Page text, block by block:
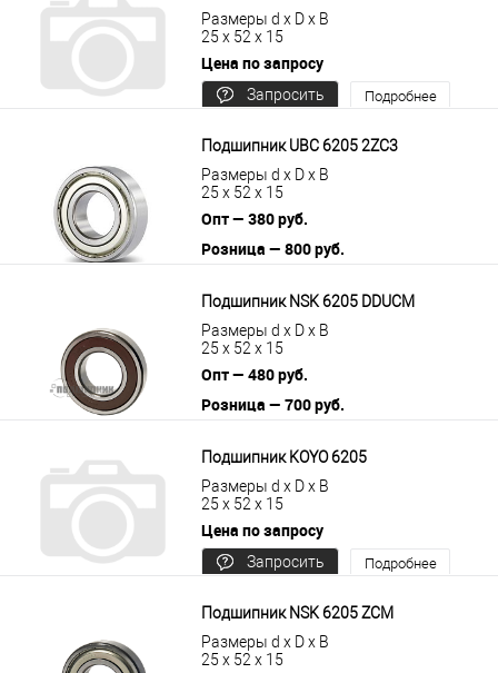
Размеры d x D x B
25 x 52 x 15
Цена по запросу
Запросить
Подробнее
Подшипник UBC 6205 2ZC3
Размеры d x D x B
25 x 52 x 15
Опт — 380 руб.
Розница — 800 руб.
Подшипник NSK 6205 DDUCM
Размеры d x D x B
25 x 52 x 15
Опт — 480 руб.
Розница — 700 руб.
Подшипник KOYO 6205
Размеры d x D x B
25 x 52 x 15
Цена по запросу
Запросить
Подробнее
Подшипник NSK 6205 ZCM
Размеры d x D x B
25 x 52 x 15